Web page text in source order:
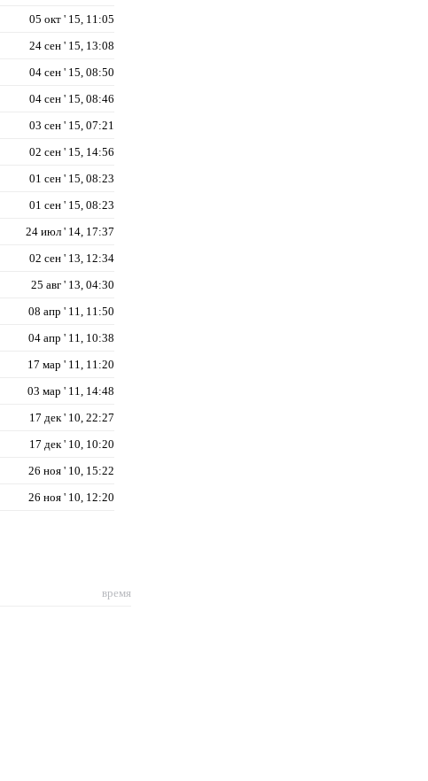
05 окт ' 15, 11:05
24 сен ' 15, 13:08
04 сен ' 15, 08:50
04 сен ' 15, 08:46
03 сен ' 15, 07:21
02 сен ' 15, 14:56
01 сен ' 15, 08:23
01 сен ' 15, 08:23
24 июл ' 14, 17:37
02 сен ' 13, 12:34
25 авг ' 13, 04:30
08 апр ' 11, 11:50
04 апр ' 11, 10:38
17 мар ' 11, 11:20
03 мар ' 11, 14:48
17 дек ' 10, 22:27
17 дек ' 10, 10:20
26 ноя ' 10, 15:22
26 ноя ' 10, 12:20
время